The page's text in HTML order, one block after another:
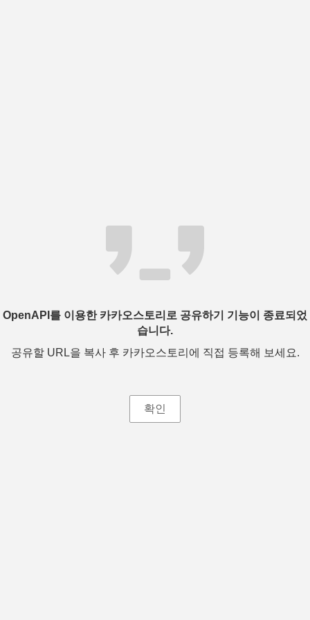
OpenAPI를 이용한 카카오스토리로 공유하기 기능이 종료되었
습니다.
공유할 URL을 복사 후 카카오스토리에 직접 등록해 보세요.
확인